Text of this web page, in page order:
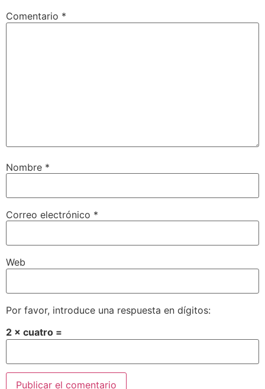
Comentario *
Nombre *
Correo electrónico *
Web
Por favor, introduce una respuesta en dígitos:
2 × cuatro =